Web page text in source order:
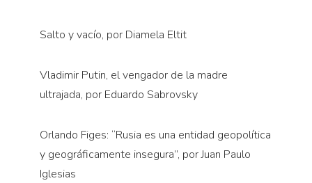
Salto y vacío, por Diamela Eltit
Vladimir Putin, el vengador de la madre
ultrajada, por Eduardo Sabrovsky
Orlando Figes: “Rusia es una entidad geopolítica
y geográficamente insegura”, por Juan Paulo
Iglesias